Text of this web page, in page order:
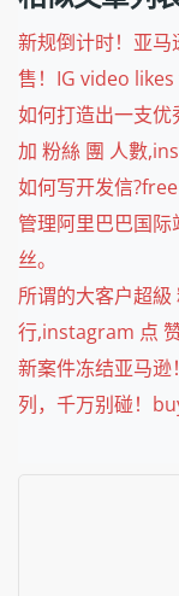
新规倒计时！亚马
售！IG video
如何打造出一支
加 粉絲 團 人數
如何写开发信
管理阿里巴巴国
丝。
所谓的大客户超
行,instagram 点
新案件冻结亚马
列，千万别碰！